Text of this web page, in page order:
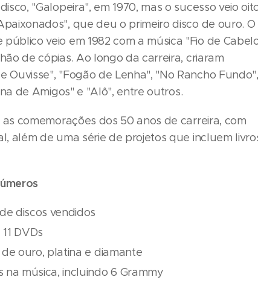
"Galopeira", em 1970, mas o sucesso veio
que deu o primeiro disco de ouro. O
veio em 1982 com a música "Fio de
de cópias. Ao longo da carreira, criaram
Ouvisse", "Fogão de Lenha", "No Rancho Fundo",
de Amigos" e "Alô", entre outros.
as comemorações dos 50 anos de carreira, com
além de uma série de projetos que incluem
discos vendidos
DVDs
ouro, platina e diamante
na música, incluindo 6 Grammy